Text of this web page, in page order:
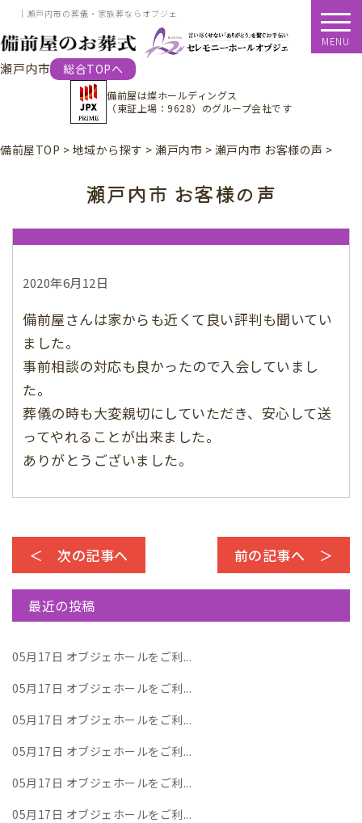
｜瀬戸内市の葬儀・家族葬ならオブジェ
総合TOPへ
瀬戸内市
備前屋は燦ホールディングス
（東証上場：9628） のグループ会社です
MENU
備前屋TOP > 地域から探す > 瀬戸内市 > 瀬戸内市 お客様の声 >
瀬戸内市 お客様の声
2020年6月12日
備前屋さんは家からも近くて良い評判も聞いてい
ました。
事前相談の対応も良かったので入会していまし
た。
葬儀の時も大変親切にしていただき、安心して送
ってやれることが出来ました。
ありがとうございました。
＜ 次の記事へ 前の記事へ ＞
最近の投稿
05月17日 オブジェホールをご利...
05月17日 オブジェホールをご利...
05月17日 オブジェホールをご利...
05月17日 オブジェホールをご利...
05月17日 オブジェホールをご利...
05月17日 オブジェホールをご利...